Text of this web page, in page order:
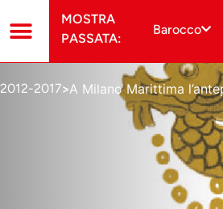
MOSTRA
PASSATA:
Barocco
2012-2017>A Milano Marittima